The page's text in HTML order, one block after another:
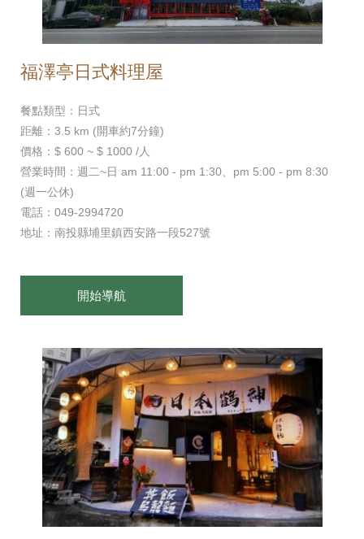
福澤亭日式料理屋
餐點類型：日式
距離：3.5 km (開車約7分鐘)
價格：$ 600 ~ $ 1000 /人
營業時間：週二~日 am 11:00 - pm 1:30、pm 5:00 - pm 8:30
(週一公休)
電話：049-2994720
地址：南投縣埔里鎮西安路一段527號
開始導航